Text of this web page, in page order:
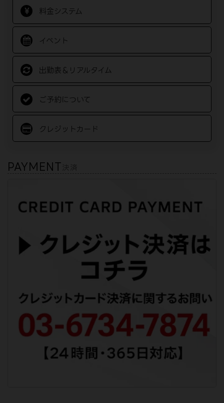
料金システム
イベント
出勤表＆リアルタイム
ご予約について
クレジットカード
PAYMENT